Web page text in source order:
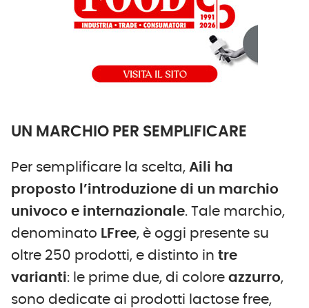
UN MARCHIO PER SEMPLIFICARE
Per semplificare la scelta, Aili ha
proposto l’introduzione di un marchio
univoco e internazionale. Tale marchio,
denominato LFree, è oggi presente su
oltre 250 prodotti, e distinto in tre
varianti: le prime due, di colore azzurro,
sono dedicate ai prodotti lactose free,